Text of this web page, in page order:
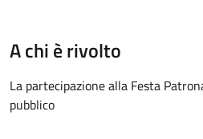
A chi è rivolto
La partecipazione alla Festa
pubblico